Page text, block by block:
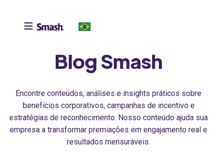

Blog Smash
Encontre conteúdos, análises e insights práticos sobre
benefícios corporativos, campanhas de incentivo e
estratégias de reconhecimento. Nosso conteúdo ajuda sua
empresa a transformar premiações em engajamento real e
resultados mensuráveis.